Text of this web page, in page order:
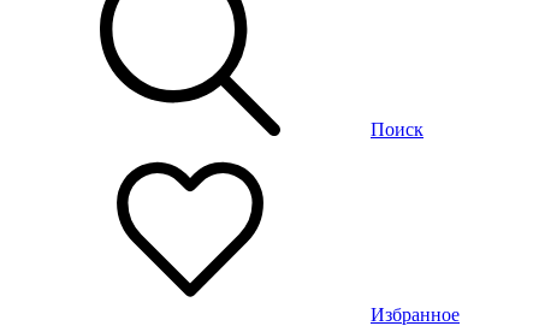
Поиск
Избранное